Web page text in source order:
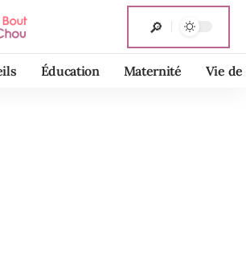
Éducation Maternité Vie